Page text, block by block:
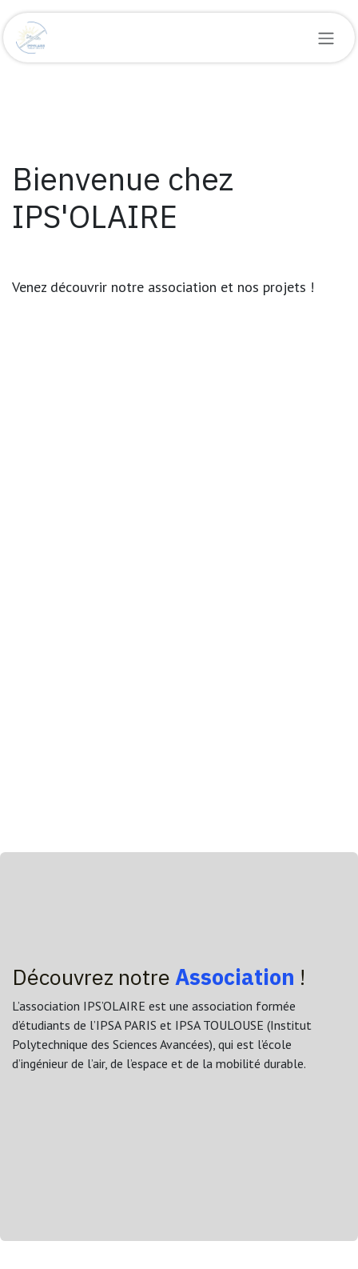
Se rendre au contenu
Bienvenue chez
IPS'OLAIRE
Venez découvrir notre association et nos projets !
Découvrez notre Association !
L’association IPS’OLAIRE est une association formée
d’étudiants de l’IPSA PARIS et IPSA TOULOUSE (Institut
Polytechnique des Sciences Avancées), qui est l’école
d’ingénieur de l’air, de l’espace et de la mobilité durable.